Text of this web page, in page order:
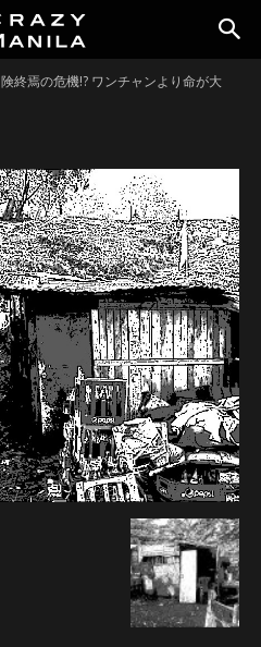
終焉の危機!? ワンチャンより命が大